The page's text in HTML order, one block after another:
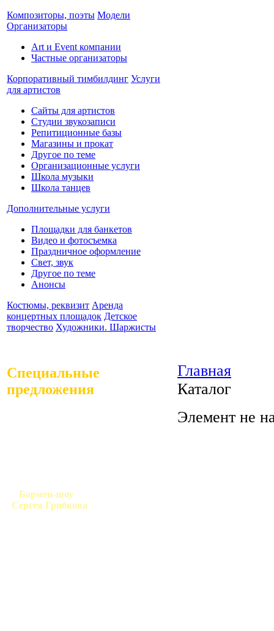
Композиторы, поэты Модели
Организаторы
Art и Event компании
Частные организаторы
Корпоративный тимбилдинг Услуги
для артистов
Сайты для артистов
Студии звукозаписи
Репитиционные базы
Магазины и прокат
Другое по теме
Организационные услуги
Школа музыки
Школа танцев
Дополнительные услуги
Площадки для банкетов
Видео и фотосъемка
Праздничное оформление
Свет, звук
Другое по теме
Анонсы
Костюмы, реквизит Аренда
концертных площадок Детское
творчество Художники. Шаржисты
Специальные
предложения
Бармен-шоу
Сергея Грибкова
Главная
Каталог
Элемент не